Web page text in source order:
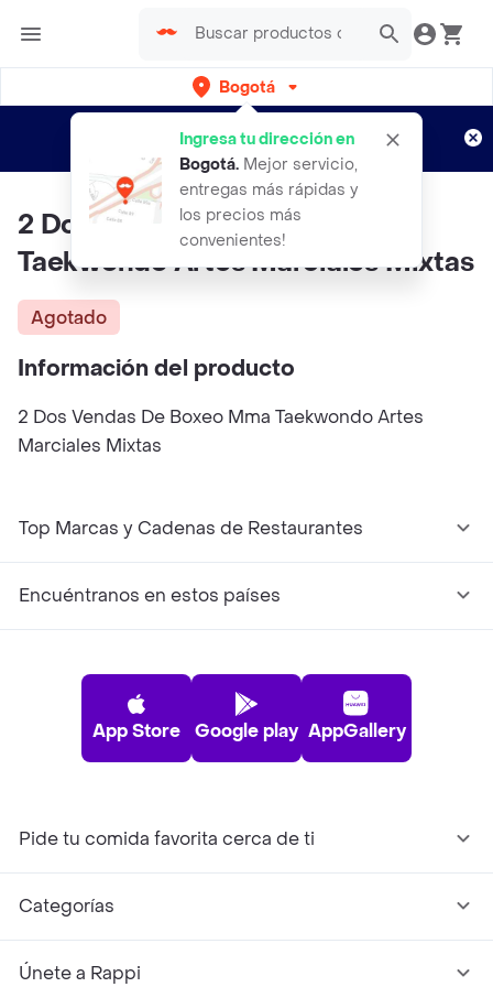
Bogotá
Ingresa tu dirección en
Bogotá. Mejor servicio,
entregas más rápidas y
los precios más
convenientes!
envíos gratis por semanas
Aplican TyC
2 Dos Vendas De Boxeo Mma
Taekwondo Artes Marciales Mixtas
Agotado
Información del producto
2 Dos Vendas De Boxeo Mma Taekwondo Artes
Marciales Mixtas
Top Marcas y Cadenas de Restaurantes
Encuéntranos en estos países
App Store Google play AppGallery
Pide tu comida favorita cerca de ti
Categorías
Únete a Rappi